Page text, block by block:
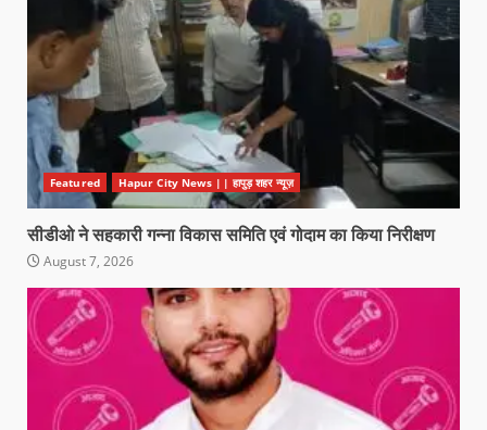
Featured Hapur City News || हापुड़ शहर न्यूज़
सीडीओ ने सहकारी गन्ना विकास समिति एवं गोदाम का किया निरीक्षण
August 7, 2026